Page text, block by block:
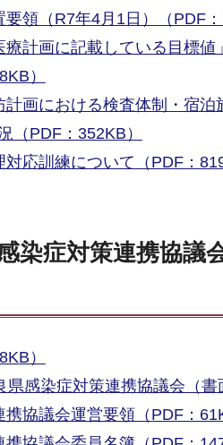
領（R7年4月1日）（PDF：
計画に記載している目標
）
画における検査体制・宿
（PDF：352KB）
応訓練について（PDF：
染症対策連携協議
）
感染症対策連携協議会（書
協議会運営要領（PDF：